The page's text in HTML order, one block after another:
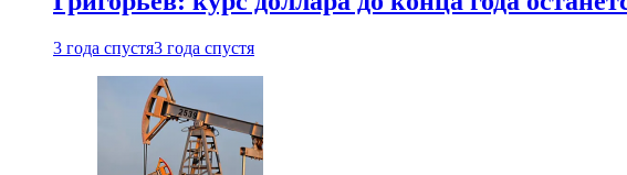
3 года спустя3 года спустя